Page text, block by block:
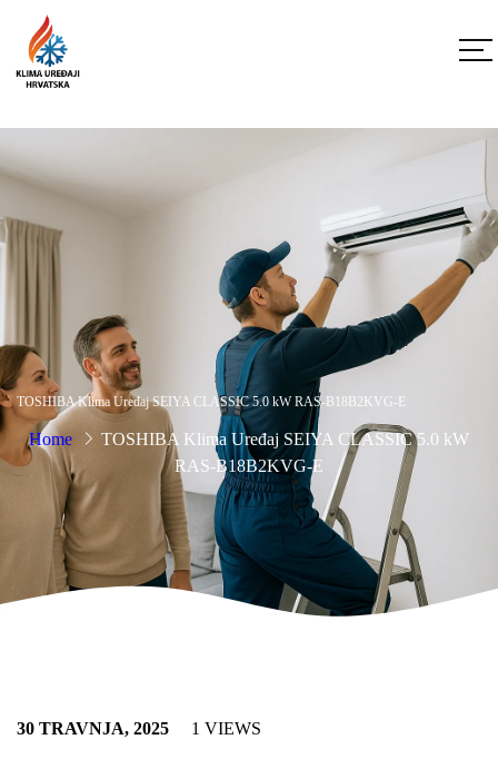
TOSHIBA Klima Uređaj SEIYA CLASSIC 5.0 kW RAS-B18B2KVG-E
Home
TOSHIBA Klima Uređaj SEIYA CLASSIC 5.0 kW
RAS-B18B2KVG-E
30 TRAVNJA, 2025 1 VIEWS